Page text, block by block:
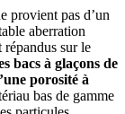
provient pas d’un
aberration
répandus sur le
bacs à glaçons de
porosité à
bas de gamme